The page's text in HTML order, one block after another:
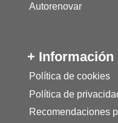
Autorenovar
+ Información
Política de cookies
Política de
Recomendaciones